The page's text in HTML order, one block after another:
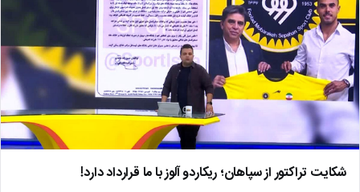
شکایت تراکتور از سپاهان؛ ریکاردو آلوز با ما قرارداد دارد!